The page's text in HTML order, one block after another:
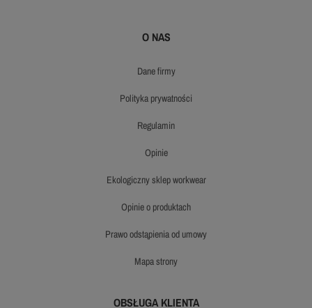
O NAS
dane firmy
polityka prywatności
regulamin
opinie
ekologiczny sklep workwear
opinie o produktach
prawo odstąpienia od umowy
mapa strony
OBSŁUGA KLIENTA